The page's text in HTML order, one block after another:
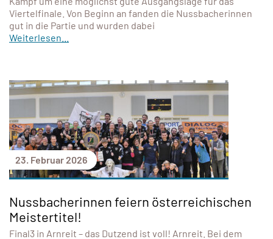
Viertelfinale. Von Beginn an fanden die Nussbacherinnen
gut in die Partie und wurden dabei
Weiterlesen...
23. Februar 2026
Nussbacherinnen feiern österreichischen
Meistertitel!
Final3 in Arnreit – das Dutzend ist voll! Arnreit. Bei dem